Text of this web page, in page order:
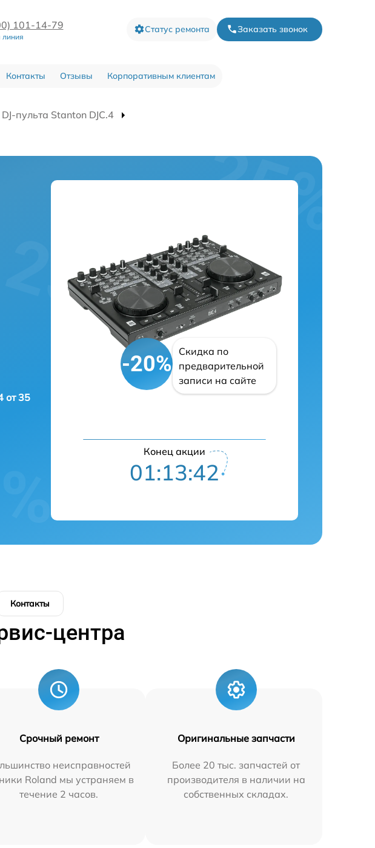
101-14-79
линия
Статус ремонта Заказать звонок
Контакты Отзывы Корпоративным клиентам
пульта Stanton DJC.4
от 35
-20%
Скидка по
предварительной
записи на сайте
Конец акции
01:13:41
Контакты
центра
Срочный ремонт
неисправностей
Roland мы устраняем в
течение 2 часов.
Оригинальные запчасти
Более 20 тыс. запчастей от
производителя в наличии на
собственных складах.